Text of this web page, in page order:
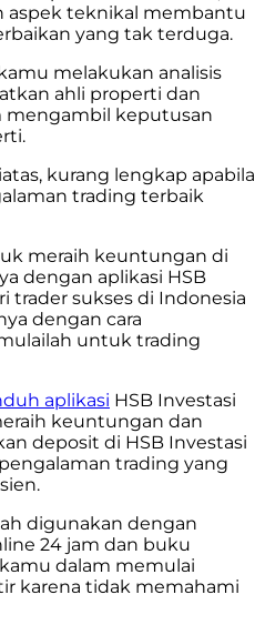
aspek teknikal membantu
yang tak terduga.
melakukan analisis
ahli properti dan
mengambil keputusan
kurang lengkap apabila
trading terbaik
meraih keuntungan di
dengan aplikasi HSB
trader sukses di Indonesia
dengan cara
untuk trading
aplikasi HSB Investasi
keuntungan dan
deposit di HSB Investasi
trading yang
digunakan dengan
24 jam dan buku
dalam memulai
karena tidak memahami